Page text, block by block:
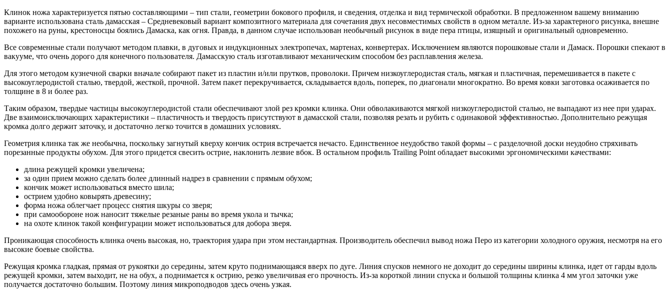
Клинок ножа характеризуется пятью составляющими – тип стали, геометрии бокового профиля, и сведения, отделка и вид термической обработки. В предложенном вашему вниманию
варианте использована сталь дамасская – Средневековый вариант композитного материала для сочетания двух несовместимых свойств в одном металле. Из-за характерного рисунка, внешне
похожего на руны, крестоносцы боялись Дамаска, как огня. Правда, в данном случае использован необычный рисунок в виде пера птицы, изящный и оригинальный одновременно.
Все современные стали получают методом плавки, в дуговых и индукционных электропечах, мартенах, конвертерах. Исключением являются порошковые стали и Дамаск. Порошки спекают в
вакууме, что очень дорого для конечного пользователя. Дамасскую сталь изготавливают механическим способом без расплавления железа.
Для этого методом кузнечной сварки вначале собирают пакет из пластин и/или прутков, проволоки. Причем низкоуглеродистая сталь, мягкая и пластичная, перемешивается в пакете с
высокоуглеродистой сталью, твердой, жесткой, прочной. Затем пакет перекручивается, складывается вдоль, поперек, по диагонали многократно. Во время ковки заготовка осаживается по
толщине в 8 и более раз.
Таким образом, твердые частицы высокоуглеродистой стали обеспечивают злой рез кромки клинка. Они обволакиваются мягкой низкоуглеродистой сталью, не выпадают из нее при ударах.
Две взаимоисключающих характеристики – пластичность и твердость присутствуют в дамасской стали, позволяя резать и рубить с одинаковой эффективностью. Дополнительно режущая
кромка долго держит заточку, и достаточно легко точится в домашних условиях.
Геометрия клинка так же необычна, поскольку загнутый кверху кончик острия встречается нечасто. Единственное неудобство такой формы – с разделочной доски неудобно стряхивать
порезанные продукты обухом. Для этого придется свесить острие, наклонить лезвие вбок. В остальном профиль Trailing Point обладает высокими эргономическими качествами:
длина режущей кромки увеличена;
за один прием можно сделать более длинный надрез в сравнении с прямым обухом;
кончик может использоваться вместо шила;
острием удобно ковырять древесину;
форма ножа облегчает процесс снятия шкуры со зверя;
при самообороне нож наносит тяжелые резаные раны во время укола и тычка;
на охоте клинок такой конфигурации может использоваться для добора зверя.
Проникающая способность клинка очень высокая, но, траектория удара при этом нестандартная. Производитель обеспечил вывод ножа Перо из категории холодного оружия, несмотря на его
высокие боевые свойства.
Режущая кромка гладкая, прямая от рукоятки до середины, затем круто поднимающаяся вверх по дуге. Линия спусков немного не доходит до середины ширины клинка, идет от гарды вдоль
режущей кромки, затем выходит, не на обух, а поднимается к острию, резко увеличивая его прочность. Из-за короткой линии спуска и большой толщины клинка 4 мм угол заточки уже
получается достаточно большим. Поэтому линия микроподводов здесь очень узкая.